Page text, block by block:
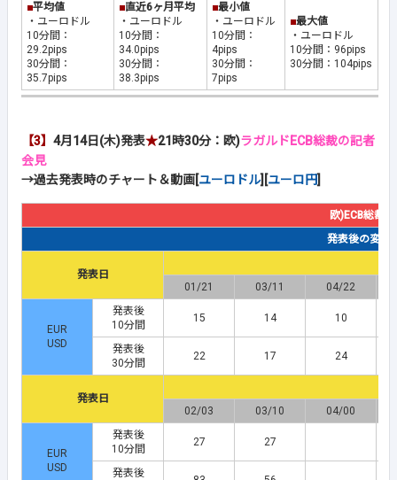
■平均値
・ユーロドル
10分間：
29.2pips
30分間：
35.7pips
■直近6ヶ月平均
・ユーロドル
10分間：
34.0pips
30分間：
38.3pips
■最小値
・ユーロドル
10分間：
4pips
30分間：
7pips
■最大値
・ユーロドル
10分間：96pips
30分間：104pips
【3】 4月14日(木)発表★21時30分：欧)ラガルドECB総裁の記者
会見
→過去発表時のチャート＆動画[ユーロドル][ユーロ円]
欧)ECB総裁
発表後の変動
発表日
01/21
03/11 04/22
EUR
USD
発表後
10分間
15 14 10
発表後
30分間
22 17 24
発表日
02/03
03/10 04/00
EUR
USD
発表後
10分間
27 27
発表後